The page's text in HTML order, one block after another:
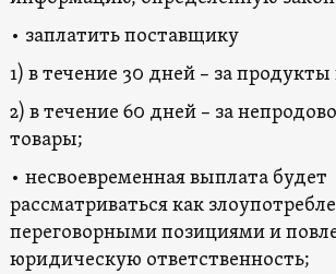
• заплатить поставщику
1) в течение 30 дней – за
2) в течение 60 дней – за
товары;
• несвоевременная выплата будет
рассматриваться как
переговорными позициями и
юридическую ответственность;